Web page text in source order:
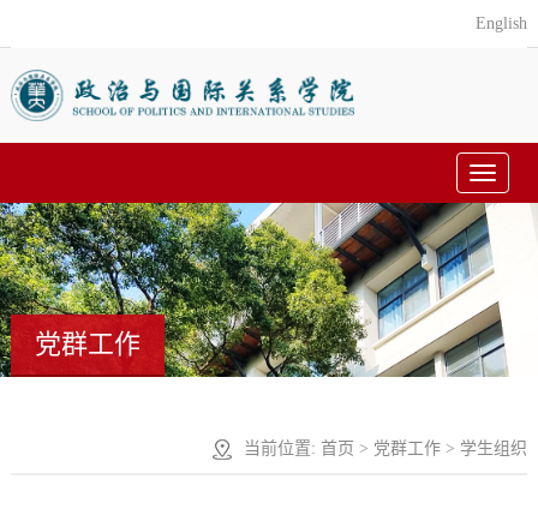
English
Toggle
党群工作
当前位置:首页 > 党群工作 > 学生组织